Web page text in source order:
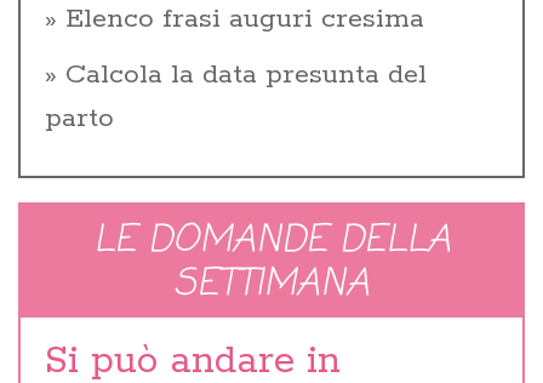
Elenco frasi auguri cresima
Calcola la data presunta del
parto
LE DOMANDE DELLA
SETTIMANA
Si può andare in